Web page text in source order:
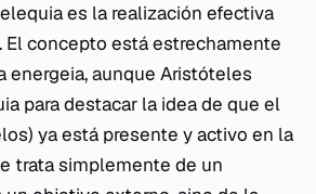
es la realización efectiva
El concepto está estrechamente
energeia, aunque Aristóteles
para destacar la idea de que el
ya está presente y activo en la
trata simplemente de un